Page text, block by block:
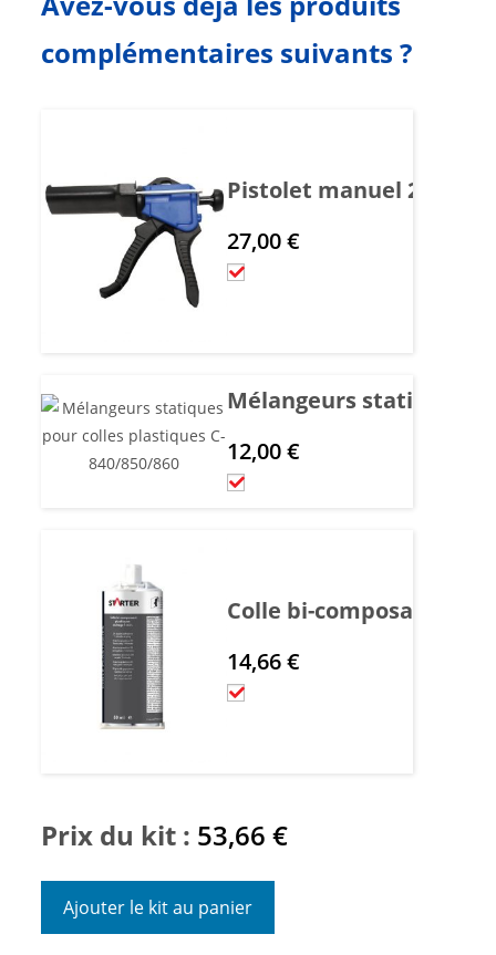
complémentaires suivants ?
Pistolet manuel 2K
27,00€
Mélangeurs statiques
12,00€
Colle bi-composant
14,66€
Prix du kit : 53,66€
Ajouter le kit au panier